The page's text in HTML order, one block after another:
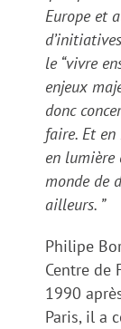
Europe et
le “vivre
enjeux
donc
faire. Et
en lumière
monde de
ailleurs. ”
Philipe
Centre de
1990
Paris, il a